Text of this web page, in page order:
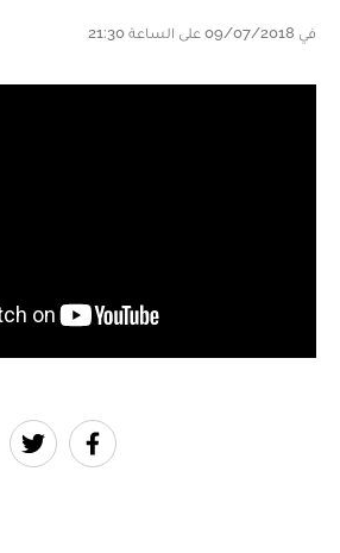
في 09/07/2018 على الساعة 21:30